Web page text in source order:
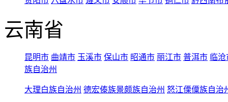
云南省
昆明市 曲靖市 玉溪市 保山市 昭通市 丽江市 普洱市 临
族自治州
大理白族自治州 德宏傣族景颇族自治州 怒江傈僳族自治